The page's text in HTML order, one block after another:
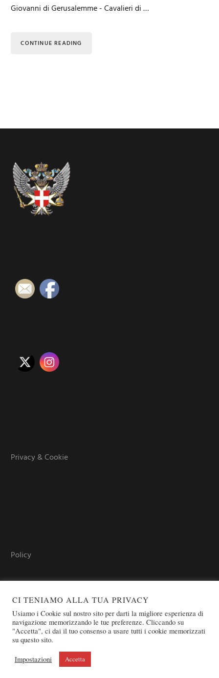
Giovanni di Gerusalemme - Cavalieri di …
CONTINUE READING
Footer
Privacy & Cookie
Policy
JERUSALEM - KNIGHTS OF MALTA - OSJ
CI TENIAMO ALLA TUA PRIVACY
Usiamo i Cookie sul nostro sito per darti la migliore esperienza di
navigazione memorizzando le tue preferenze. Cliccando su
"Accetta", ci dai il tuo consenso a usare tutti i cookie memorizzati
su questo sito.
Impostazioni Accetta